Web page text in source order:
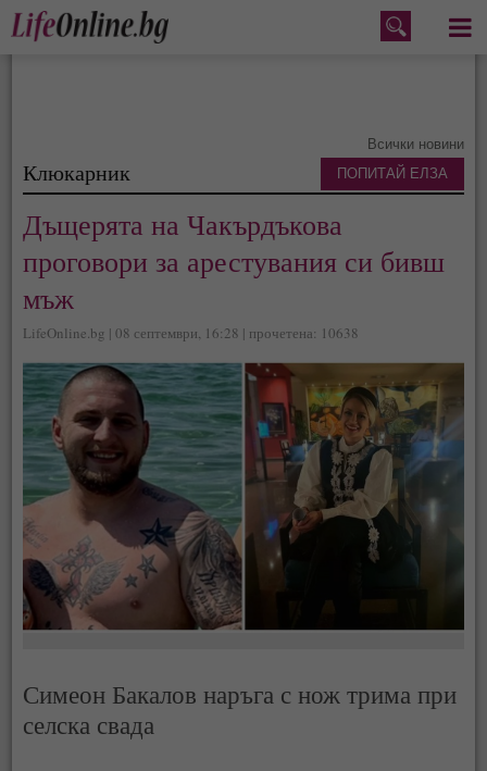
Меню
Всички новини
Клюкарник
Дъщерята на Чакърдъкова
проговори за арестувания си бивш
мъж
LifeOnline.bg | 08 септември, 16:28 | прочетена: 10638
Симеон Бакалов наръга с нож трима при
селска свада
ПОПИТАЙ ЕЛЗА